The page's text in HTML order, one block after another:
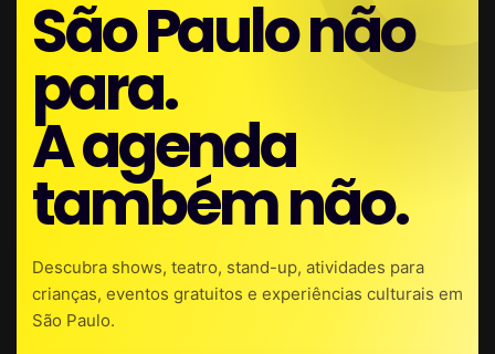
São Paulo não
para.
A agenda
também não.
Descubra shows, teatro, stand-up, atividades para
crianças, eventos gratuitos e experiências culturais em
São Paulo.